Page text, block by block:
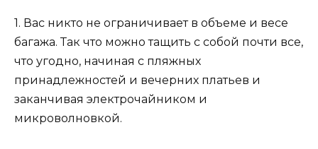
1. Вас никто не ограничивает в объеме и весе
багажа. Так что можно тащить с собой почти все,
что угодно, начиная с пляжных
принадлежностей и вечерних платьев и
заканчивая электрочайником и
микроволновкой.